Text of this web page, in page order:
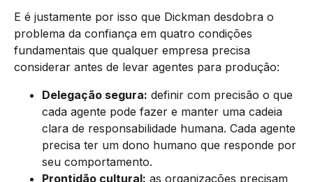
E é justamente por isso que Dickman desdobra o
problema da confiança em quatro condições
fundamentais que qualquer empresa precisa
considerar antes de levar agentes para produção:
Delegação segura: definir com precisão o que
cada agente pode fazer e manter uma cadeia
clara de responsabilidade humana. Cada agente
precisa ter um dono humano que responde por
seu comportamento.
Prontidão cultural: as organizações precisam